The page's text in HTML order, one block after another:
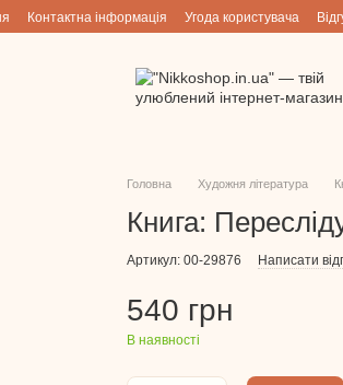
Контактна інформація Угода користувача
Головна Художня література
Книга:
Артикул: 00-29876 Написати
540 грн
В наявності